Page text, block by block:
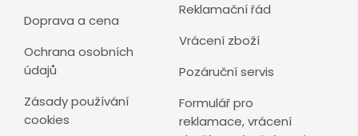
Doprava a cena
Ochrana osobních
údajů
Zásady používání
cookies
Reklamační řád
Vrácení zboží
Pozáruční servis
Formulář pro
reklamace, vrácení